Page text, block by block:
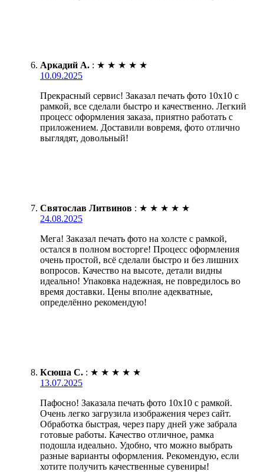
Аркадий А. : ★ ★ ★ ★ ★
10.09.2025
Прекрасный сервис! Заказал печать фото 10х10 с
рамкой, все сделали быстро и качественно. Легкий
процесс оформления заказа, приятно работать с
приложением. Доставили вовремя, фото отлично
выглядят, довольный!
Святослав Литвинов : ★ ★ ★ ★ ★
24.08.2025
Мега! Заказал печать фото на холсте с рамкой,
остался в полном восторге! Процесс оформления
очень простой, всё сделали быстро и без лишних
вопросов. Качество на высоте, детали видны
идеально! Упаковка надежная, не повредилось во
время доставки. Цены вполне адекватные,
определённо рекомендую!
Ксюша С. : ★ ★ ★ ★ ★
13.07.2025
Пафосно! Заказала печать фото 10х10 с рамкой.
Очень легко загрузила изображения через сайт.
Обработка быстрая, через пару дней уже забрала
готовые работы. Качество отличное, рамка
подошла идеально. Удобно, что можно выбрать
разные варианты оформления. Рекомендую, если
хотите получить качественные сувениры!